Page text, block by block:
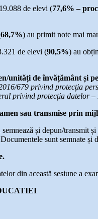
de elevi (77,6% –
68,7%) au primit note mai
de elevi (90,5%) au
unități de învățământ și
679 privind protecția
privind protecția datelor
sau transmise prin
și depun/transmit
sunt semnate
din această sesiune a